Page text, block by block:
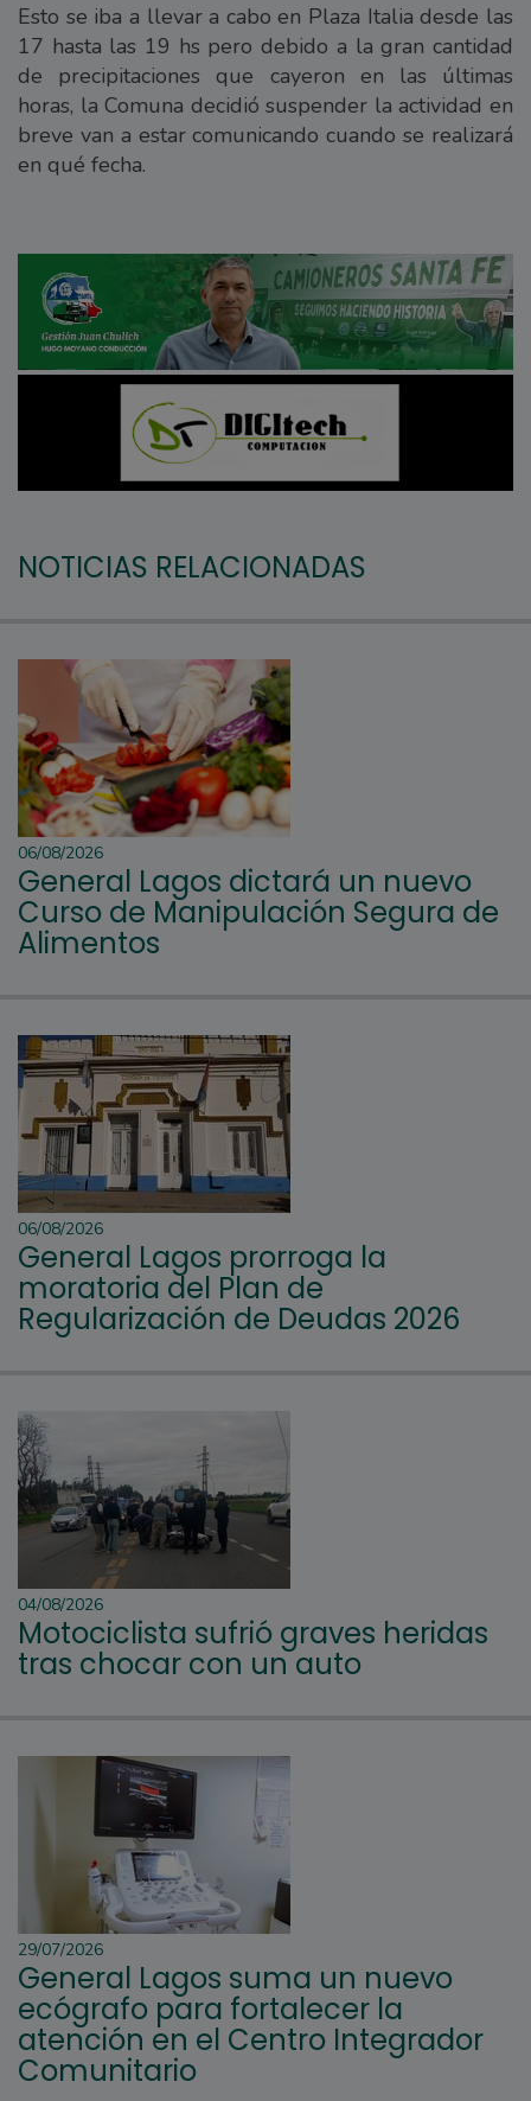
Esto se iba a llevar a cabo en Plaza Italia desde las
17 hasta las 19 hs pero debido a la gran cantidad
de precipitaciones que cayeron en las últimas
horas, la Comuna decidió suspender la actividad en
breve van a estar comunicando cuando se realizará
en qué fecha.
NOTICIAS RELACIONADAS
06/08/2026
General Lagos dictará un nuevo
Curso de Manipulación Segura de
Alimentos
06/08/2026
General Lagos prorroga la
moratoria del Plan de
Regularización de Deudas 2026
04/08/2026
Motociclista sufrió graves heridas
tras chocar con un auto
29/07/2026
General Lagos suma un nuevo
ecógrafo para fortalecer la
atención en el Centro Integrador
Comunitario